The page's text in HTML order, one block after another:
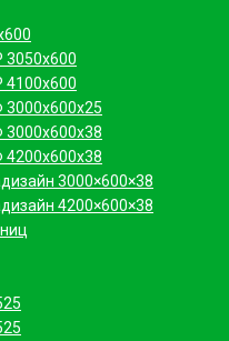
3000×600×38
4200×600×38